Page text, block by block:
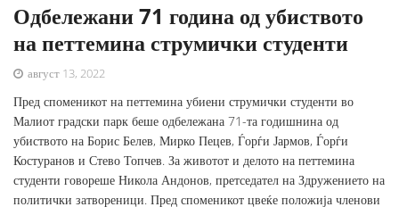
Одбележани 71 година од убиството
на петтемина струмички студенти
август 13, 2022
Пред споменикот на петтемина убиени струмички студенти во
Малиот градски парк беше одбележана 71-та годишнина од
убиството на Борис Белев, Мирко Пецев, Ѓорѓи Јармов, Ѓорѓи
Костуранов и Стево Топчев. За животот и делото на петтемина
студенти говореше Никола Андонов, претседател на Здружението на
политички затвореници. Пред споменикот цвеќе положија членови